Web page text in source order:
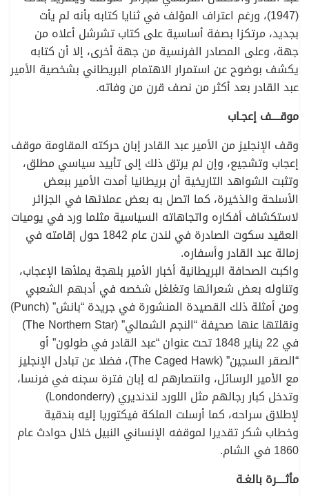
(1947)، ورغم اعتراف المؤلف في ثنايا كتابه بأنه لم يأت
بجديد، مرتكزا بصفة أساسية على كتاب تشرشل أعلاه من
جهة، وعلى المصادر الفرنسية من جهة أخرى، إلا أن كتابه
يكشف بوضوح عن استمرار الاهتمام البريطاني بشخصية الأمير
عبد القادر بعد أكثر من نصف قرن من وفاته.
موقــــف إعجـاب
وقف الإنجليز من الأمير عبد القادر إبان حركته المقاومة موقف
إعجاب وتشجيع، وإن لم يرتق ذلك إلى تأييد سياسي مطلق،
وتثبت الشواهد التاريخية أن بريطانيا أمدت الأمير ببعض
الأسلحة والذخيرة، كما اتصل به بعض عملائها في الجزائر
لاستكشاف أفكاره واتجاهاته السياسية مثلما ورد في يوميات
العقيد سكوت الصادرة في لندن عام 1842 حول إقامته في
زمالة عبد القادر وأسفاره.
واكبت الصحافة البريطانية أخبار الأمير بلهجة يملأها الإعجاب،
وتناوله بعض شعرائها وتغلغل شخصه في أدبهم الشعبي
ومن أمثلة ذلك القصيدة المنشورة في جريدة “بانش” (Punch)
ونقلتها عنها صحيفة “النجم الشمالي” (The Northern Star)
في 22 يناير 1848 تحت عنوان “عبد القادر في طولون” أو
“الصقر السجين” (The Caged Hawk)، فضلا عن تبادل الإنجليز
مع الأمير الرسائل، وانتصارهم له إبان فترة سجنه في فرنسا،
وتدخل كبار رجالهم مثل اللورد لندنديري (Londonderry)
لإطلاق سراحه، كما أرسلت الملكة فيكتوريا إليه بندقية
وخطاب شكر تقديرا لموقفه الإنساني النبيل خلال حوادث عام
1860 في الشام.
مأثــــرة بالغـة